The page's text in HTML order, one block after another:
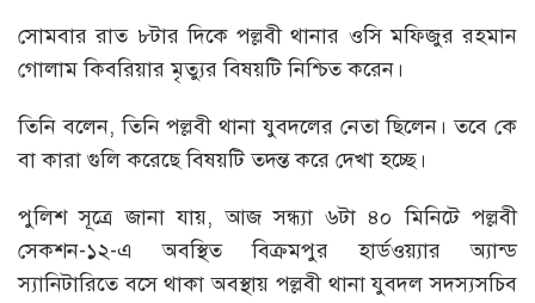
সোমবার রাত ৮টার দিকে পল্লবী থানার ওসি মফিজুর রহমান
গোলাম কিবরিয়ার মৃত্যুর বিষয়টি নিশ্চিত করেন।
তিনি বলেন, তিনি পল্লবী থানা যুবদলের নেতা ছিলেন। তবে কে
বা কারা গুলি করেছে বিষয়টি তদন্ত করে দেখা হচ্ছে।
পুলিশ সূত্রে জানা যায়, আজ সন্ধ্যা ৬টা ৪০ মিনিটে পল্লবী
সেকশন-১২-এ অবস্থিত বিক্রমপুর হার্ডওয়্যার অ্যান্ড
স্যানিটারিতে বসে থাকা অবস্থায় পল্লবী থানা যুবদল সদস্যসচিব